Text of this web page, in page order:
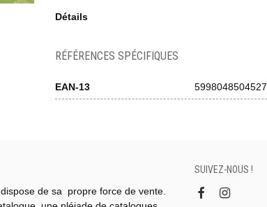
Détails
RÉFÉRENCES SPÉCIFIQUES
EAN-13 5998048504527
de sa propre force de vente.
SUIVEZ-NOUS !